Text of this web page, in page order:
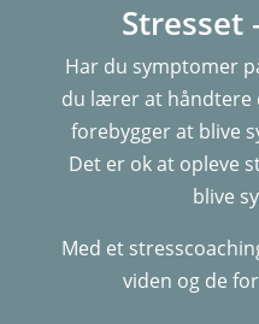
Stresset
Har du symptomer
du lærer at håndtere
forebygger at blive
Det er ok at opleve
blive
Med et
viden og de